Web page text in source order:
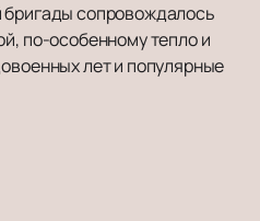
сопровождалось
по-особенному тепло и
лет и популярные